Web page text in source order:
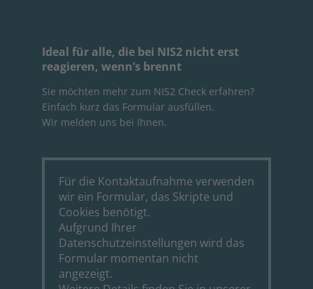
Ideal für alle, die bei NIS2 nicht erst
reagieren, wenn’s brennt
Sie möchten mehr zum NIS2 Check erfahren?
Einfach kurz das Formular ausfüllen.
Wir melden uns bei Ihnen.
Für die Kontaktaufnahme verwenden
wir ein Formular, das Skripte und
Cookies benötigt.
Aufgrund Ihrer
Datenschutzeinstellungen wird das
Formular momentan nicht
angezeigt.